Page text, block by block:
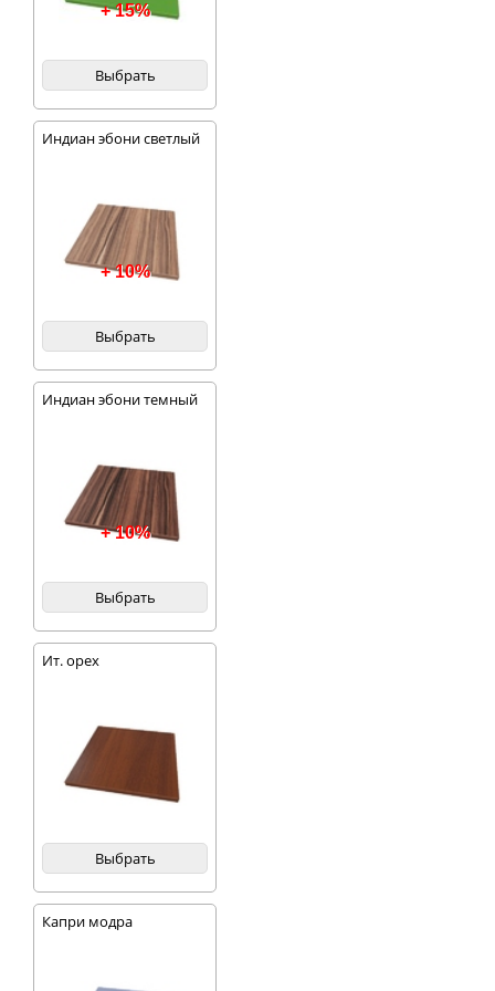
+ 15%
Выбрать
Индиан эбони светлый
+ 10%
Выбрать
Индиан эбони темный
+ 10%
Выбрать
Ит. орех
Выбрать
Капри модра